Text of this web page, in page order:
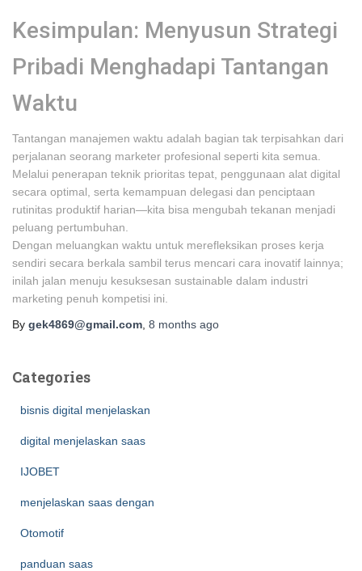
Kesimpulan: Menyusun Strategi
Pribadi Menghadapi Tantangan
Waktu
Tantangan manajemen waktu adalah bagian tak terpisahkan dari
perjalanan seorang marketer profesional seperti kita semua.
Melalui penerapan teknik prioritas tepat, penggunaan alat digital
secara optimal, serta kemampuan delegasi dan penciptaan
rutinitas produktif harian—kita bisa mengubah tekanan menjadi
peluang pertumbuhan.
Dengan meluangkan waktu untuk merefleksikan proses kerja
sendiri secara berkala sambil terus mencari cara inovatif lainnya;
inilah jalan menuju kesuksesan sustainable dalam industri
marketing penuh kompetisi ini.
By gek4869@gmail.com 8 months ago
Categories
bisnis digital menjelaskan
digital menjelaskan saas
IJOBET
menjelaskan saas dengan
Otomotif
panduan saas